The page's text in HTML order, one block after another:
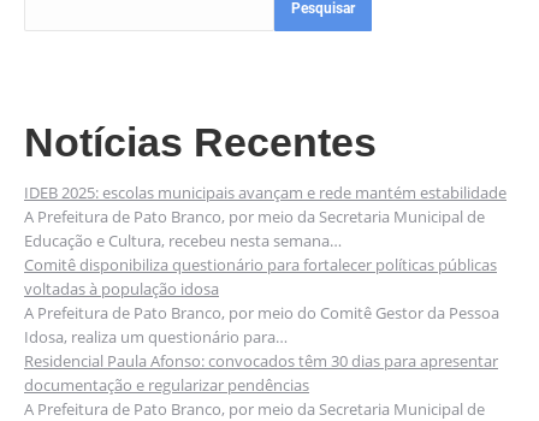
Pesquisar
Notícias Recentes
IDEB 2025: escolas municipais avançam e rede mantém estabilidade
A Prefeitura de Pato Branco, por meio da Secretaria Municipal de
Educação e Cultura, recebeu nesta semana…
Comitê disponibiliza questionário para fortalecer políticas públicas
voltadas à população idosa
A Prefeitura de Pato Branco, por meio do Comitê Gestor da Pessoa
Idosa, realiza um questionário para…
Residencial Paula Afonso: convocados têm 30 dias para apresentar
documentação e regularizar pendências
A Prefeitura de Pato Branco, por meio da Secretaria Municipal de